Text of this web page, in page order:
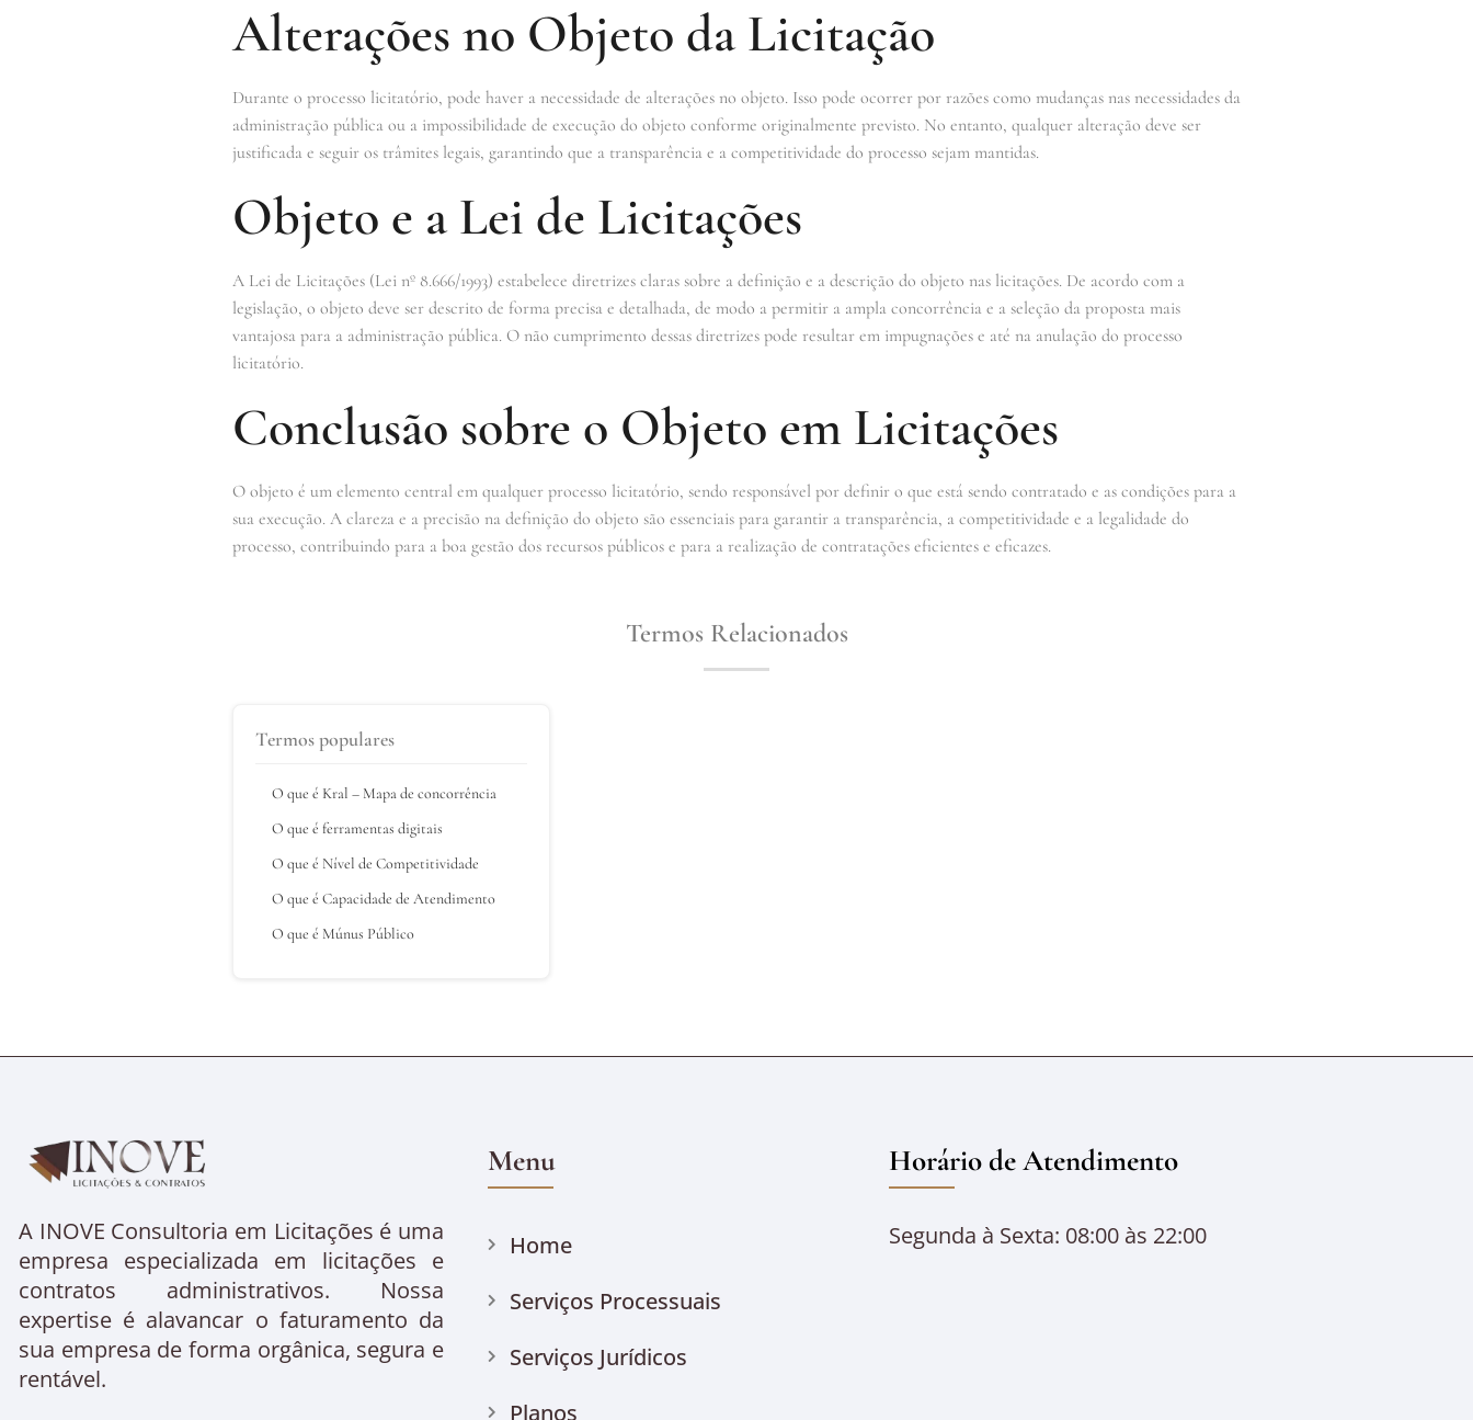
Alterações no Objeto da Licitação
Durante o processo licitatório, pode haver a necessidade de alterações no objeto. Isso pode ocorrer por razões como mudanças nas necessidades da
administração pública ou a impossibilidade de execução do objeto conforme originalmente previsto. No entanto, qualquer alteração deve ser
justificada e seguir os trâmites legais, garantindo que a transparência e a competitividade do processo sejam mantidas.
Objeto e a Lei de Licitações
A Lei de Licitações (Lei nº 8.666/1993) estabelece diretrizes claras sobre a definição e a descrição do objeto nas licitações. De acordo com a
legislação, o objeto deve ser descrito de forma precisa e detalhada, de modo a permitir a ampla concorrência e a seleção da proposta mais
vantajosa para a administração pública. O não cumprimento dessas diretrizes pode resultar em impugnações e até na anulação do processo
licitatório.
Conclusão sobre o Objeto em Licitações
O objeto é um elemento central em qualquer processo licitatório, sendo responsável por definir o que está sendo contratado e as condições para a
sua execução. A clareza e a precisão na definição do objeto são essenciais para garantir a transparência, a competitividade e a legalidade do
processo, contribuindo para a boa gestão dos recursos públicos e para a realização de contratações eficientes e eficazes.
Termos Relacionados
Termos populares
O que é Kral – Mapa de concorrência
O que é ferramentas digitais
O que é Nível de Competitividade
O que é Capacidade de Atendimento
O que é Múnus Público
A INOVE Consultoria em Licitações é uma
empresa especializada em licitações e
contratos administrativos. Nossa
expertise é alavancar o faturamento da
sua empresa de forma orgânica, segura e
rentável.
Menu
Home
Serviços Processuais
Serviços Jurídicos
Planos
Horário de Atendimento
Segunda à Sexta: 08:00 às 22:00